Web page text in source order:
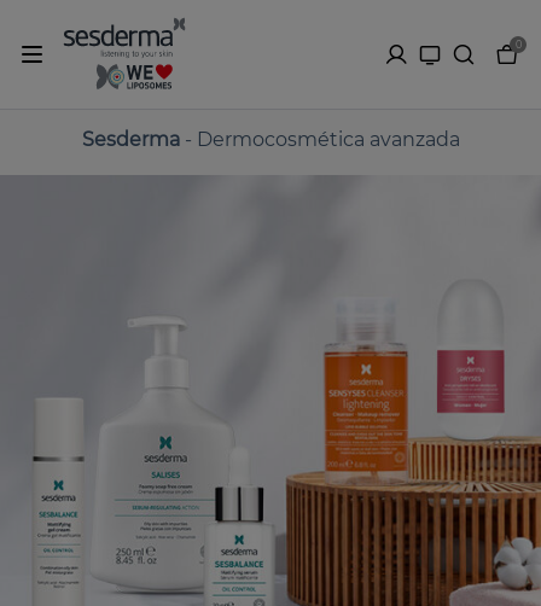
0
Sesderma- Dermocosmética avanzada